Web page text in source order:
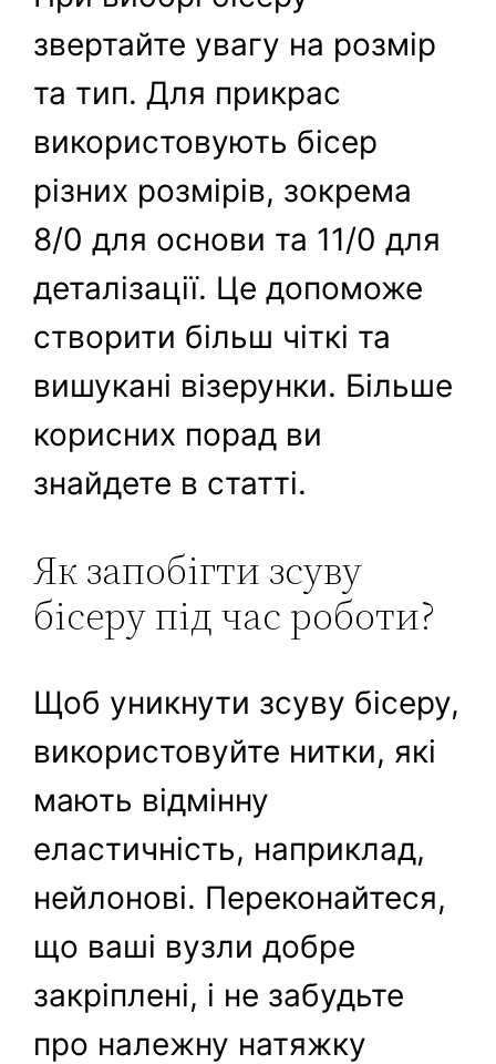
звертайте увагу на розмір
та тип. Для прикрас
використовують бісер
різних розмірів, зокрема
8/0 для основи та 11/0 для
деталізації. Це допоможе
створити більш чіткі та
вишукані візерунки. Більше
корисних порад ви
знайдете в статті.
Як запобігти зсуву
бісеру під час роботи?
Щоб уникнути зсуву бісеру,
використовуйте нитки, які
мають відмінну
еластичність, наприклад,
нейлонові. Переконайтеся,
що ваші вузли добре
закріплені, і не забудьте
про належну натяжку